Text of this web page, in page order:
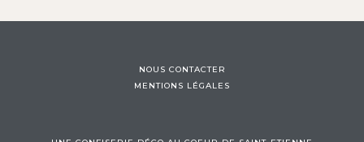
NOUS CONTACTER
MENTIONS LÉGALES